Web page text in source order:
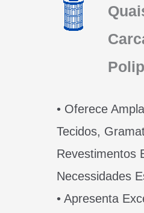
• Oferece
Tecidos,
Revestimentos
Necessidades
• Apresenta